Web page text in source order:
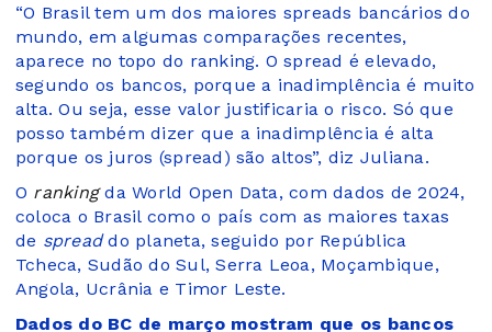
“O Brasil tem um dos maiores spreads bancários do
mundo, em algumas comparações recentes,
aparece no topo do ranking. O spread é elevado,
segundo os bancos, porque a inadimplência é muito
alta. Ou seja, esse valor justificaria o risco. Só que
posso também dizer que a inadimplência é alta
porque os juros (spread) são altos”, diz Juliana.
O rankingda World Open Data, com dados de 2024,
coloca o Brasil como o país com as maiores taxas
de spreaddo planeta, seguido por República
Tcheca, Sudão do Sul, Serra Leoa, Moçambique,
Angola, Ucrânia e Timor Leste.
Dados do BC de março mostram que os bancos